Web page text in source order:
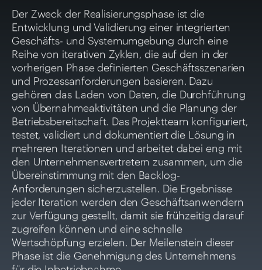
Der Zweck der Realisierungsphase ist die
Entwicklung und Validierung einer integrierten
Geschäfts- und Systemumgebung durch eine
Reihe von iterativen Zyklen, die auf den in der
vorherigen Phase definierten Geschäftsszenarien
und Prozessanforderungen basieren. Dazu
gehören das Laden von Daten, die Durchführung
von Übernahmeaktivitäten und die Planung der
Betriebsbereitschaft. Das Projektteam konfiguriert,
testet, validiert und dokumentiert die Lösung in
mehreren Iterationen und arbeitet dabei eng mit
den Unternehmensvertretern zusammen, um die
Übereinstimmung mit den Backlog-
Anforderungen sicherzustellen. Die Ergebnisse
jeder Iteration werden den Geschäftsanwendern
zur Verfügung gestellt, damit sie frühzeitig darauf
zugreifen können und eine schnelle
Wertschöpfung erzielen. Der Meilenstein dieser
Phase ist die Genehmigung des Unternehmens
für die Inbetriebnahme.